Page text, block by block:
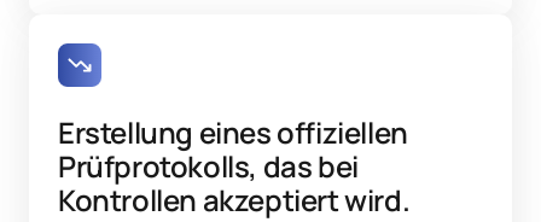
Erstellung eines offiziellen
Prüfprotokolls, das bei
Kontrollen akzeptiert wird.